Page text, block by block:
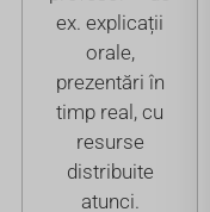
ex. explicații
orale,
prezentări în
timp real, cu
resurse
distribuite
atunci.